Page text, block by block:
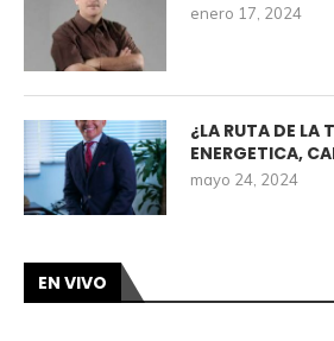
enero 17, 2024
¿LA RUTA DE LA
ENERGETICA,
mayo 24, 2024
EN VIVO